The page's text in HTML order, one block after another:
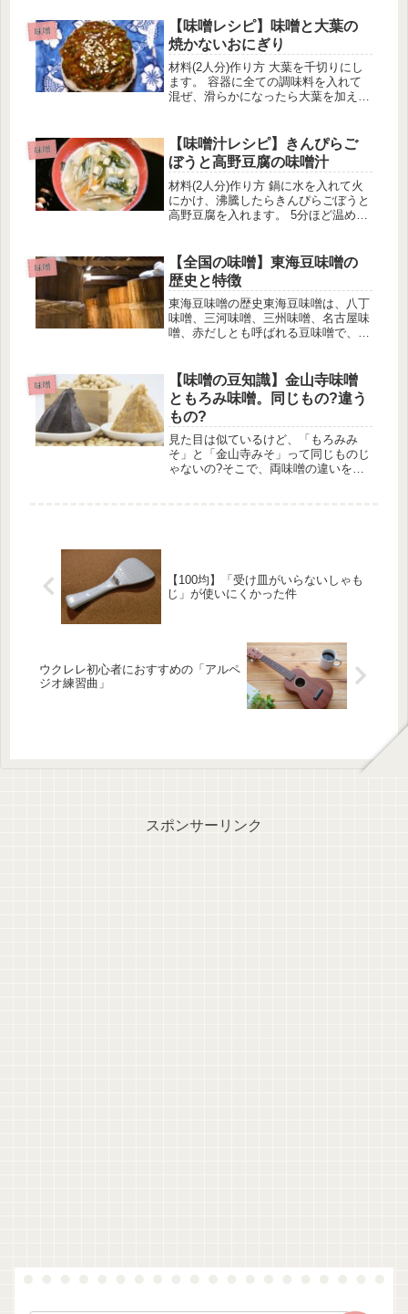
くに矢作橋が架けられていたので、物
資を船で運ぶのにとても恵まれ...
味噌
【味噌レシピ】味噌と大葉の
焼かないおにぎり
材料(2人分)作り方 大葉を千切りにし
ます。 容器に全ての調味料を入れて
混ぜ、滑らかになったら大葉を加えて
せます。 味噌だれを塗り、ごまを振
りかけたら出来上がりです。使った...
味噌
【味噌汁レシピ】きんぴらご
ぼうと高野豆腐の味噌汁
材料(2人分)作り方 鍋に水を入れて火
にかけ、沸騰したらきんぴらごぼうと
高野豆腐を入れます。 5分ほど温めた
す。 再び弱火にかけ、味噌汁の表面
がグラっと揺れたら火を止めます。
...
味噌
【全国の味噌】東海豆味噌の
歴史と特徴
東海豆味噌の歴史東海豆味噌は、八丁
味噌、三河味噌、三州味噌、名古屋味
噌、赤だしとも呼ばれる豆味噌で、中
は、尾張国で豆味噌が朝廷に納めら
れ、739年(天平11年)になると...
味噌
【味噌の豆知識】金山寺味噌
ともろみ味噌。同じもの?違う
もの?
見た目は似ているけど、「もろみみ
そ」と「金山寺みそ」って同じものじ
ゃないの?そこで、両味噌の違いを調
【100均】「受け皿がいらないしゃも
じ」が使いにくかった件
ウクレレ初心者におすすめの「アルペ
ジオ練習曲」
スポンサーリンク